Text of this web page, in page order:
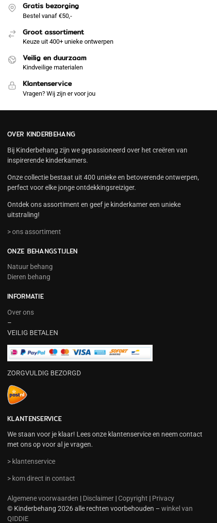
Gratis bezorging
Bestel vanaf €50,-
Groot assortiment
Keuze uit 400+ unieke ontwerpen
Veilig en duurzaam
Kindveilige materialen
Klantenservice
Vragen? Wij zijn er voor jou
OVER KINDERBEHANG
Bij Kinderbehang zijn we gepassioneerd over het creëren van
inspirerende kinderkamers.
Onze collectie bestaat uit 400 unieke en betoverende ontwerpen,
perfect voor elke jonge ontdekkingsreiziger.
Ontdek ons assortiment en geef je kinderkamer een unieke
uitstraling!
> ons assortiment
ONZE BEHANGSTIJLEN
Natuur behang
Dieren behang
INFORMATIE
Over ons
–
VEILIG BETALEN
ZORGVULDIG BEZORGD
KLANTENSERVICE
We staan voor je klaar! Lees onze klantenservice en neem contact
met ons op voor al je vragen.
> klantenservice
> kom direct in contact
Algemene voorwaarden | Disclaimer | Copyright | Privacy
© Kinderbehang 2026 alle rechten voorbehouden – winkel van
QIDDIE